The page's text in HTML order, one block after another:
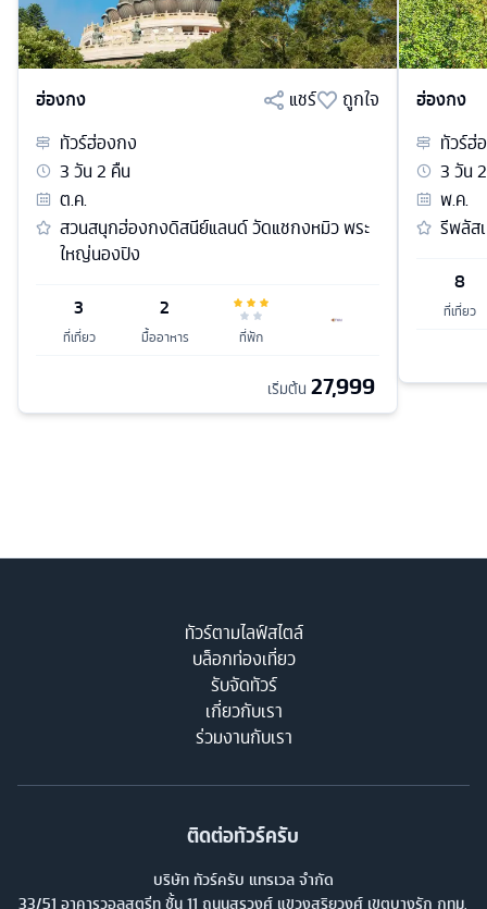
ฮ่องกง แชร์
ถูกใจ
ทัวร์ฮ่องกง
3วัน2 คืน
ต.ค.
สวนสนุกฮ่องกงดิสนีย์แลนด์ วัดแชกงหมิว พระ
ใหญ่นองปิง
3
ที่เที่ยว
2
มื้ออาหาร ที่พัก
เริ่มต้น 27,999
ฮ่องกง
ทัวร์ฮ่
3วัน2
พ.ค.
รีพลัส
8
ที่เที่ยว
ทัวร์ตามไลฟ์สไตล์
บล็อกท่องเที่ยว
รับจัดทัวร์
เกี่ยวกับเรา
ร่วมงานกับเรา
ติดต่อทัวร์ครับ
บริษัท ทัวร์ครับ แทรเวล จำกัด
33/51 อาคารวอลสตรีท ชั้น 11 ถนนสุรวงศ์ แขวงสุริยวงศ์ เขตบางรัก กทม.